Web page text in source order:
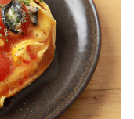
本格的に技を伝えて
目指せる環境です。
ーの知識
肉の知識
ー
テーブルマナー
・食材の目利き
知識
野菜の知識
舗運営
メニュー開発
ジ
ワイしながら、
てみませんか？